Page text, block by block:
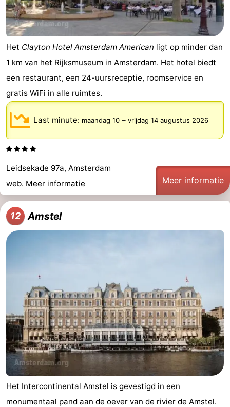
Het Clayton Hotel Amsterdam American ligt op minder dan
1 km van het Rijksmuseum in Amsterdam. Het hotel biedt
een restaurant, een 24-uursreceptie, roomservice en
gratis WiFi in alle ruimtes.
Last minute: maandag 10 – vrijdag 14 augustus 2026
Leidsekade 97a, Amsterdam
web. Meer informatie Meer informatie
12 Amstel
Het Intercontinental Amstel is gevestigd in een
monumentaal pand aan de oever van de rivier de Amstel.